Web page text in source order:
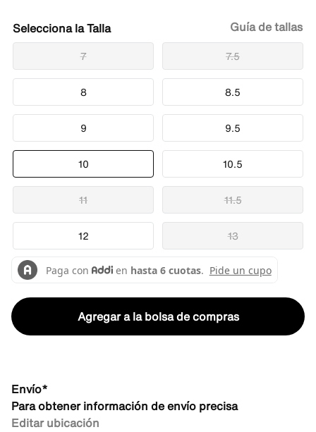
Talla
7 7.5
8 8.5
9 9.5
10 10.5
11 11.5
12 13
Guía de tallas
Agregar a la bolsa de compras
Envío*
Para obtener información de envío precisa
Editar ubicación